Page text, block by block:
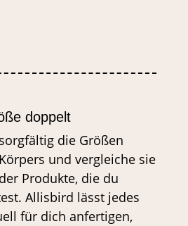
doppelt
die Größen
und vergleiche sie
Produkte, die du
Allisbird lässt jedes
für dich anfertigen,